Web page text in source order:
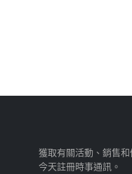
獲取有關活動、銷售
今天註冊時事通訊。